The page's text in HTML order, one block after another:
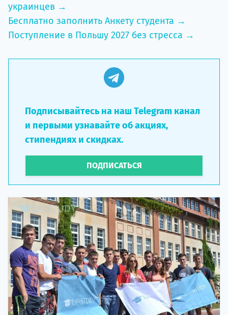
украинцев →
Бесплатно заполнить Анкету студента →
Поступление в Польшу 2027 без стресса →
Подписывайтесь на наш Telegram канал
и первыми узнавайте об акциях,
стипендиях и скидках.
ПОДПИСАТЬСЯ